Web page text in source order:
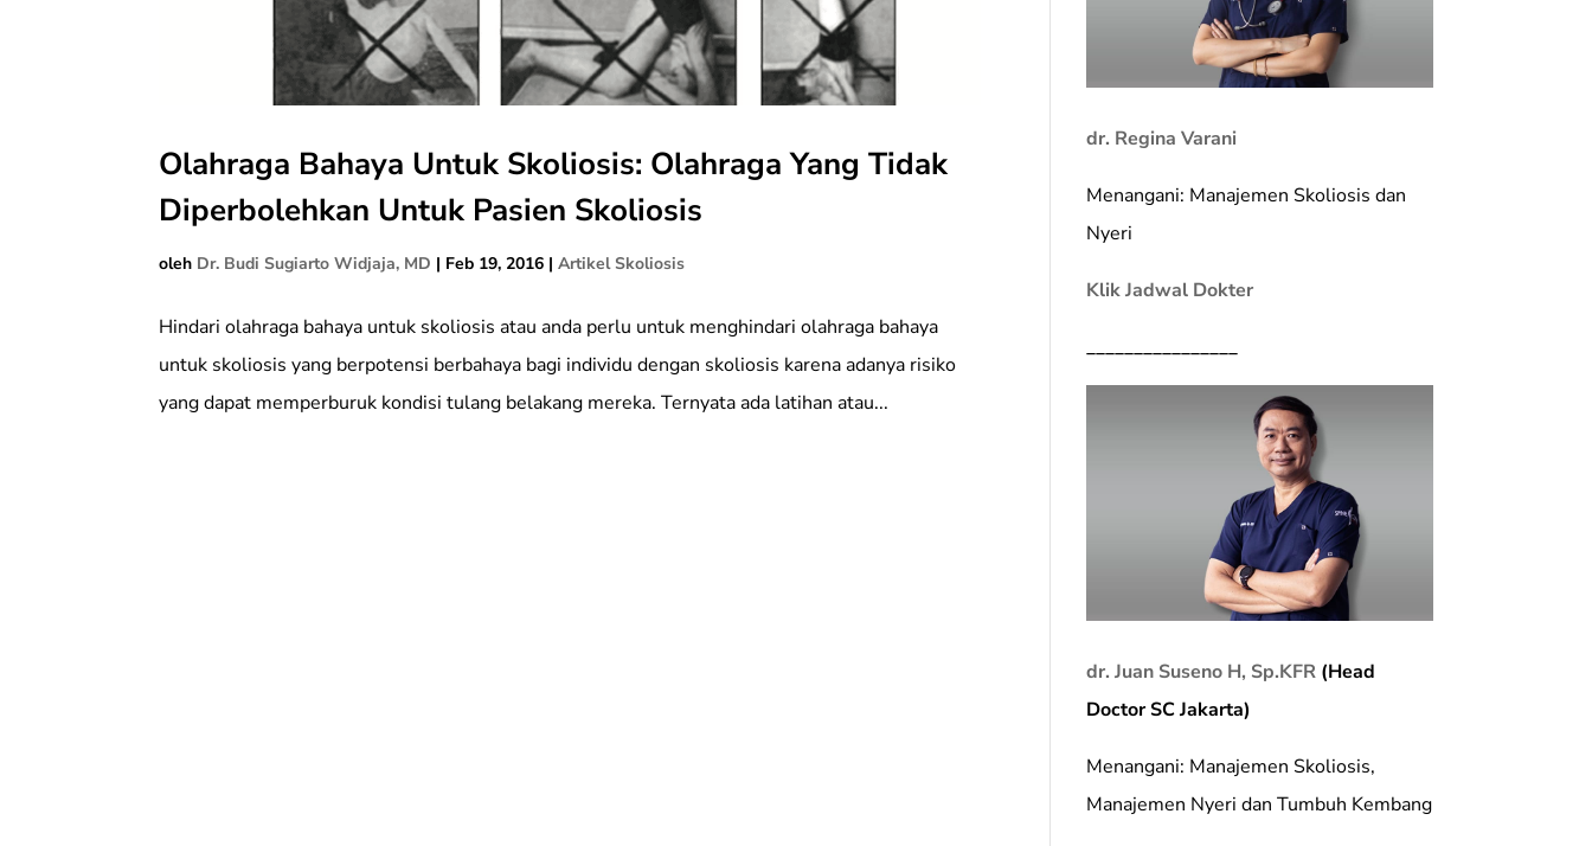
Olahraga Bahaya Untuk Skoliosis: Olahraga Yang Tidak
Diperbolehkan Untuk Pasien Skoliosis
oleh Dr. Budi Sugiarto Widjaja, MD | Feb 19, 2016 |Artikel Skoliosis
Hindari olahraga bahaya untuk skoliosis atau anda perlu untuk menghindari olahraga bahaya
untuk skoliosis yang berpotensi berbahaya bagi individu dengan skoliosis karena adanya risiko
yang dapat memperburuk kondisi tulang belakang mereka. Ternyata ada latihan atau...
dr. Regina Varani
Menangani: Manajemen Skoliosis dan
Nyeri
Klik Jadwal Dokter
________________
dr. Juan Suseno H, Sp.KFR (Head
Doctor SC Jakarta)
Menangani: Manajemen Skoliosis,
Manajemen Nyeri dan Tumbuh Kembang